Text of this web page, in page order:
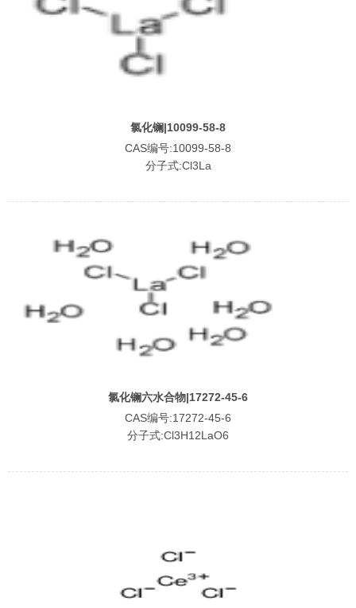
氯化镧|10099-58-8
CAS编号:10099-58-8
分子式:Cl3La
氯化镧六水合物|17272-45-6
CAS编号:17272-45-6
分子式:Cl3H12LaO6